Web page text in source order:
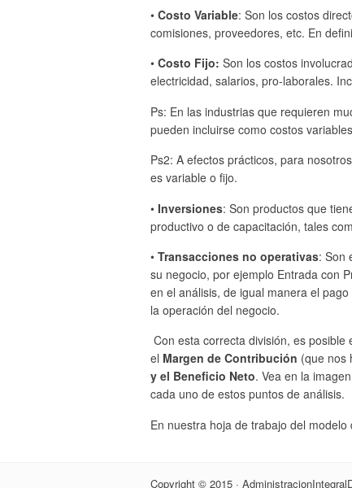
• Costo Variable: Son los costos
comisiones, proveedores, etc. En
• Costo Fijo: Son los costos
electricidad, salarios, pro-laborales.
Ps: En las industrias que requieren
pueden incluirse como costos
Ps2: A efectos prácticos, para
es variable o fijo.
• Inversiones: Son productos que
productivo o de capacitación, tales
• Transacciones no operativas: Son
su negocio, por ejemplo Entrada con
en el análisis, de igual manera el
la operación del negocio.
Con esta correcta división, es
el Margen de Contribución (que nos
y el Beneficio Neto. Vea en la
cada uno de estos puntos de análisis.
En nuestra hoja de trabajo del
Copyright © 2015 ·